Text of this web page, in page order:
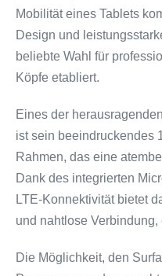
Mobilität eines Tablets
Design und
beliebte Wahl für
Köpfe etabliert.
Eines der
ist sein beeindruckendes
Rahmen, das eine
Dank des integrierten
LTE-Konnektivität bietet
und nahtlose
Die Möglichkeit, den